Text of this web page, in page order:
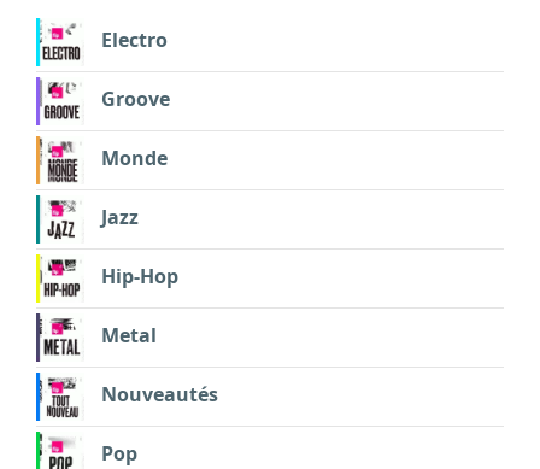
Electro
Groove
Monde
Jazz
Hip-Hop
Metal
Nouveautés
Pop